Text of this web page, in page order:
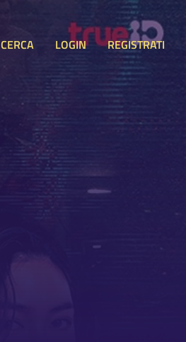
CERCA LOGIN REGISTRATI